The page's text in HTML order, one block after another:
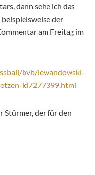
dann sehe ich das
der
am Freitag im
bvb/lewandowski-
id7277399.html
Stürmer, der für den